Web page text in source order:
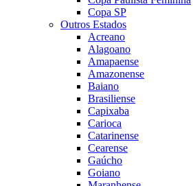
Copa SP
Outros Estados
Acreano
Alagoano
Amapaense
Amazonense
Baiano
Brasiliense
Capixaba
Carioca
Catarinense
Cearense
Gaúcho
Goiano